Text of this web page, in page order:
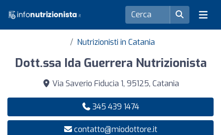
Nutrizionisti in Catania
Dott.ssa Ida Guerrera Nutrizionista
Via Saverio Fiducia 1, 95125, Catania
345 439 1474
contatto@miodottore.it